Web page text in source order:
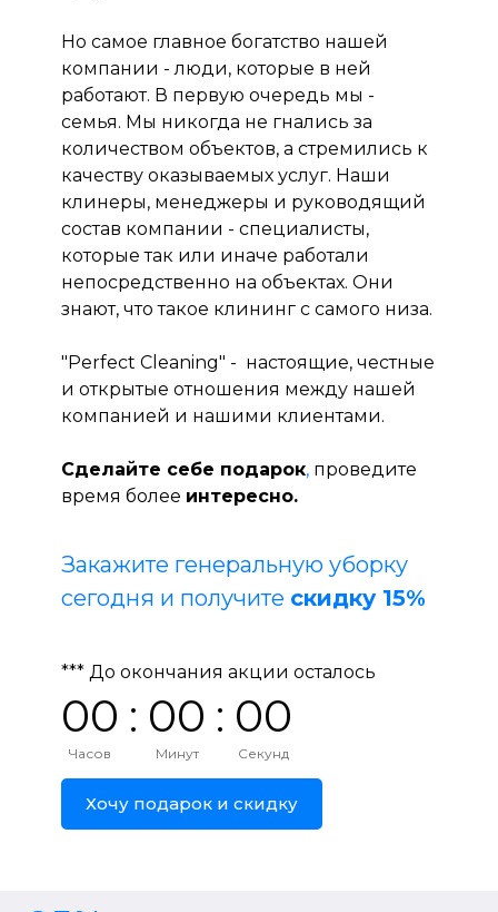
Но самое главное богатство нашей
компании - люди, которые в ней
работают. В первую очередь мы -
семья. Мы никогда не гнались за
количеством объектов, а стремились к
качеству оказываемых услуг. Наши
клинеры, менеджеры и руководящий
состав компании - специалисты,
которые так или иначе работали
непосредственно на объектах. Они
знают, что такое клининг с самого низа.
"Perfect Cleaning" - настоящие, честные
и открытые отношения между нашей
компанией и нашими клиентами.
Сделайте себе подарок, проведите
время более интересно.
Закажите генеральную уборку
сегодня и получите скидку 15%
*** До окончания акции осталось
00
Часов
: 00
Минут
: 00
Секунд
Хочу подарок и скидку